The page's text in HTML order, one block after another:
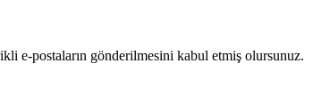
e-postaların gönderilmesini kabul etmiş olursunuz.